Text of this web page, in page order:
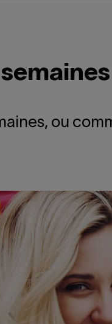
ou